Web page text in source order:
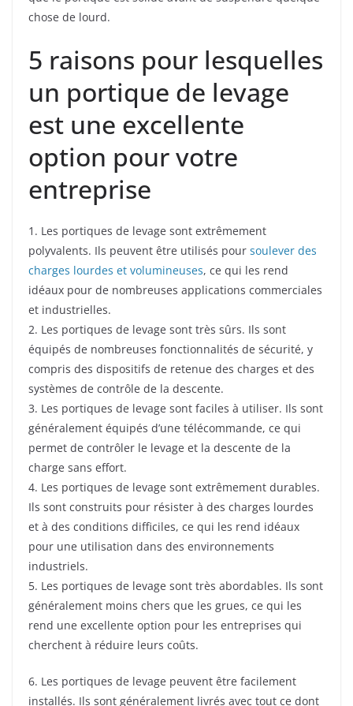
chose de lourd.
5 raisons pour lesquelles
un portique de levage
est une excellente
option pour votre
entreprise
1. Les portiques de levage sont extrêmement
polyvalents. Ils peuvent être utilisés pour soulever des
charges lourdes et volumineuses, ce qui les rend
idéaux pour de nombreuses applications commerciales
et industrielles.
2. Les portiques de levage sont très sûrs. Ils sont
équipés de nombreuses fonctionnalités de sécurité, y
compris des dispositifs de retenue des charges et des
systèmes de contrôle de la descente.
3. Les portiques de levage sont faciles à utiliser. Ils sont
généralement équipés d’une télécommande, ce qui
permet de contrôler le levage et la descente de la
charge sans effort.
4. Les portiques de levage sont extrêmement durables.
Ils sont construits pour résister à des charges lourdes
et à des conditions difficiles, ce qui les rend idéaux
pour une utilisation dans des environnements
industriels.
5. Les portiques de levage sont très abordables. Ils sont
généralement moins chers que les grues, ce qui les
rend une excellente option pour les entreprises qui
cherchent à réduire leurs coûts.
6. Les portiques de levage peuvent être facilement
installés. Ils sont généralement livrés avec tout ce dont